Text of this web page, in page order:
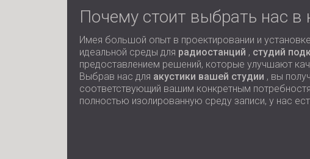
Почему стоит выбрать нас в
Имея большой опыт в проектировании и установке
идеальной среды для радиостанций , студий
предоставлением решений, которые улучшают
Выбрав нас для акустики вашей студии , вы
соответствующий вашим конкретным
полностью изолированную среду записи, у нас